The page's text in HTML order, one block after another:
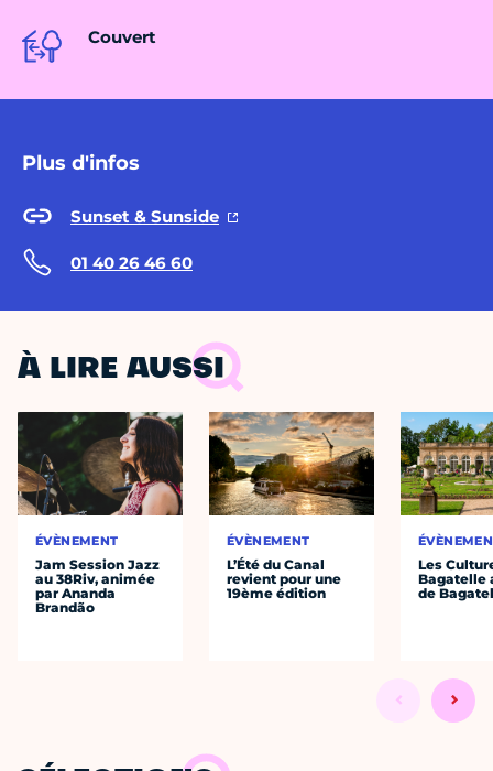
Couvert
Plus d'infos
Sunset & Sunside
01 40 26 46 60
À LIRE AUSSI
ÉVÈNEMENT
Jam Session Jazz
au 38Riv, animée
par Ananda
Brandão
ÉVÈNEMENT
L’Été du Canal
revient pour une
19ème édition
Les
Bagatelle
de